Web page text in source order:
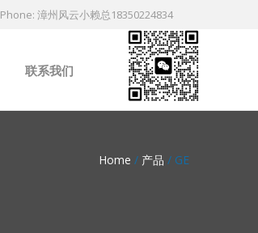
Phone: 漳州风云小赖总18350224834
联系我们
Home / 产品 / GE